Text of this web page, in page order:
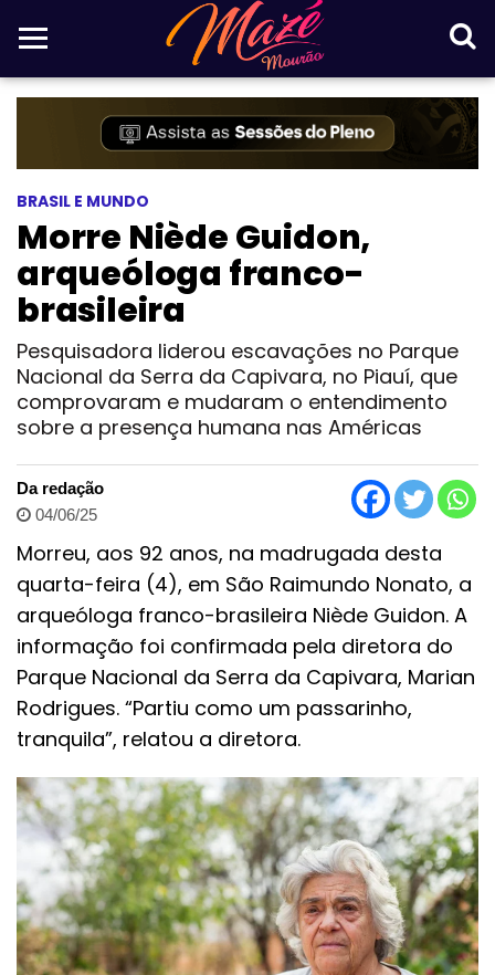
BRASIL E MUNDO
Morre Niède Guidon,
arqueóloga franco-
brasileira
Pesquisadora liderou escavações no Parque
Nacional da Serra da Capivara, no Piauí, que
comprovaram e mudaram o entendimento
sobre a presença humana nas Américas
Da redação
04/06/25
Morreu, aos 92 anos, na madrugada desta
quarta-feira (4), em São Raimundo Nonato, a
arqueóloga franco-brasileira Niède Guidon. A
informação foi confirmada pela diretora do
Parque Nacional da Serra da Capivara, Marian
Rodrigues. “Partiu como um passarinho,
tranquila”, relatou a diretora.